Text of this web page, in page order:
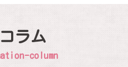
ラム
column